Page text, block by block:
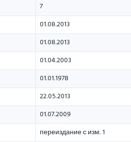
7
01.08.2013
01.08.2013
01.04.2003
01.01.1978
22.05.2013
01.07.2009
переиздание с изм. 1